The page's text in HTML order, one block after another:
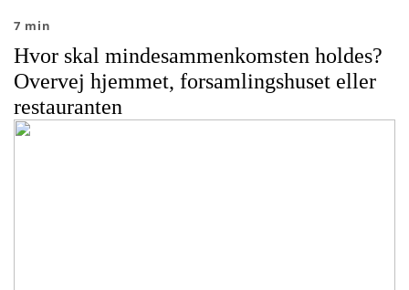
Hvor skal mindesammenkomsten holdes?
Overvej hjemmet, forsamlingshuset eller
restauranten
7 min